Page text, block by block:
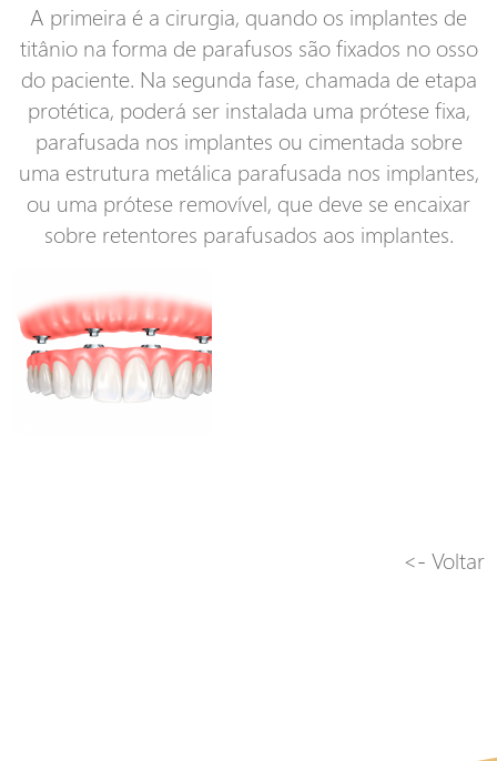
A primeira é a cirurgia, quando os implantes de
titânio na forma de parafusos são fixados no osso
do paciente. Na segunda fase, chamada de etapa
protética, poderá ser instalada uma prótese fixa,
parafusada nos implantes ou cimentada sobre
uma estrutura metálica parafusada nos implantes,
ou uma prótese removível, que deve se encaixar
sobre retentores parafusados aos implantes.
<- Voltar